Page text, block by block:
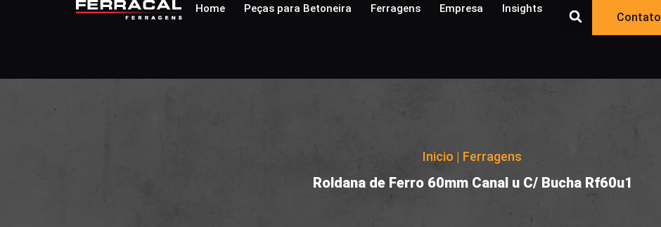
Home Peças para Betoneira Ferragens Empresa Insights​
Contato
Inicio | Ferragens
Roldana de Ferro 60mm Canal u C/ Bucha Rf60u1